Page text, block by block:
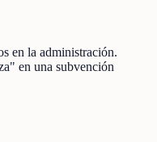
en la administración.
en una subvención